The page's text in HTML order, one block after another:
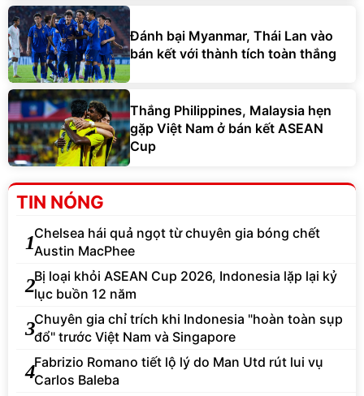
Đánh bại Myanmar, Thái Lan vào
bán kết với thành tích toàn thắng
Thắng Philippines, Malaysia hẹn
gặp Việt Nam ở bán kết ASEAN
Cup
TIN NÓNG
1Chelsea hái quả ngọt từ chuyên gia bóng chết
Austin MacPhee
2Bị loại khỏi ASEAN Cup 2026, Indonesia lặp lại kỷ
lục buồn 12 năm
3Chuyên gia chỉ trích khi Indonesia "hoàn toàn sụp
đổ" trước Việt Nam và Singapore
4Fabrizio Romano tiết lộ lý do Man Utd rút lui vụ
Carlos Baleba